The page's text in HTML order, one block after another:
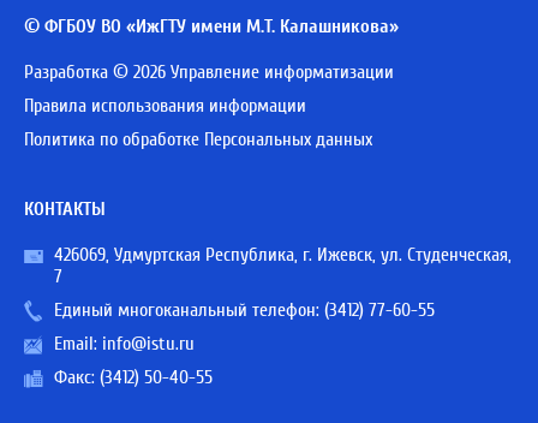
© ФГБОУ ВО «ИжГТУ имени М.Т. Калашникова»
Разработка © 2026 Управление информатизации
Правила использования информации
Политика по обработке Персональных данных
КОНТАКТЫ
426069, Удмуртская Республика, г. Ижевск, ул. Студенческая,
7
Единый многоканальный телефон: (3412) 77-60-55
Email: info@istu.ru
Факс: (3412) 50-40-55